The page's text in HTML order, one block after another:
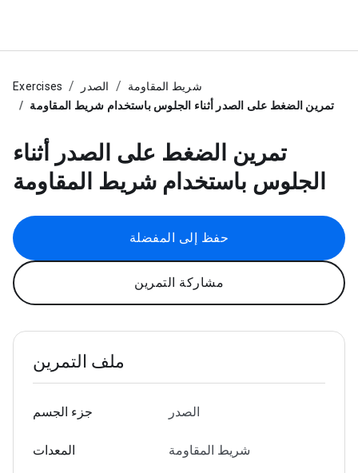
Exercises الصدر
شريط المقاومة
تمرين الضغط على الصدر أثناء الجلوس باستخدام شريط المقاومة
تمرين الضغط على الصدر أثناء
الجلوس باستخدام شريط المقاومة
حفظ إلى المفضلة
مشاركة التمرين
ملف التمرين
جزء الجسم الصدر
المعدات شريط المقاومة